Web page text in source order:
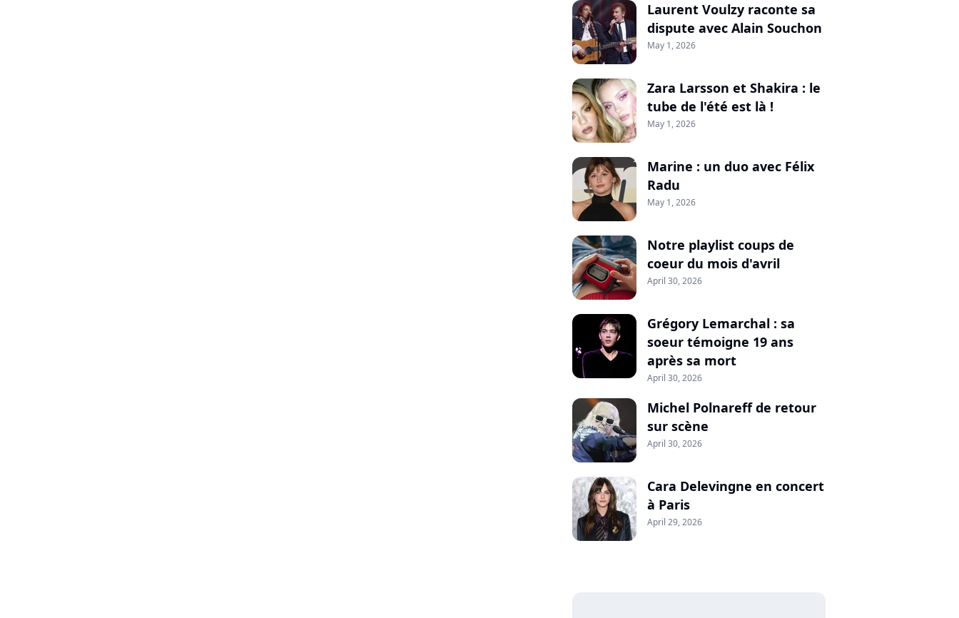
Laurent Voulzy raconte sa
dispute avec Alain Souchon
May 1, 2026
Zara Larsson et Shakira : le
tube de l'été est là !
May 1, 2026
Marine : un duo avec Félix
Radu
May 1, 2026
Notre playlist coups de
coeur du mois d'avril
April 30, 2026
Grégory Lemarchal : sa
soeur témoigne 19 ans
après sa mort
April 30, 2026
Michel Polnareff de retour
sur scène
April 30, 2026
Cara Delevingne en concert
à Paris
April 29, 2026